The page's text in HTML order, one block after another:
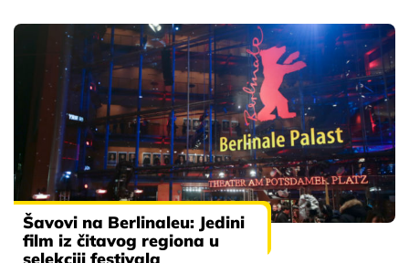
Šavovi na Berlinaleu: Jedini
film iz čitavog regiona u